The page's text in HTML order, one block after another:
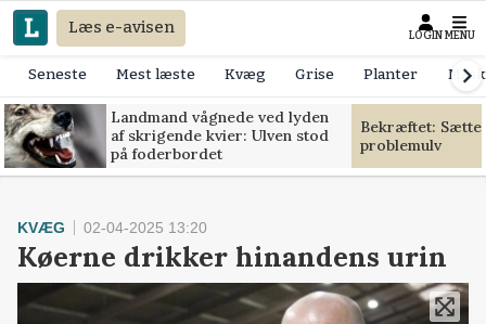
Læs e-avisen LOGIN MENU
Seneste Mest læste Kvæg Grise Planter
Landmand vågnede ved lyden
af skrigende kvier: Ulven stod
på foderbordet
Bekræftet:
problemulv
KVÆG 02-04-2025 13:20
Køerne drikker hinandens urin